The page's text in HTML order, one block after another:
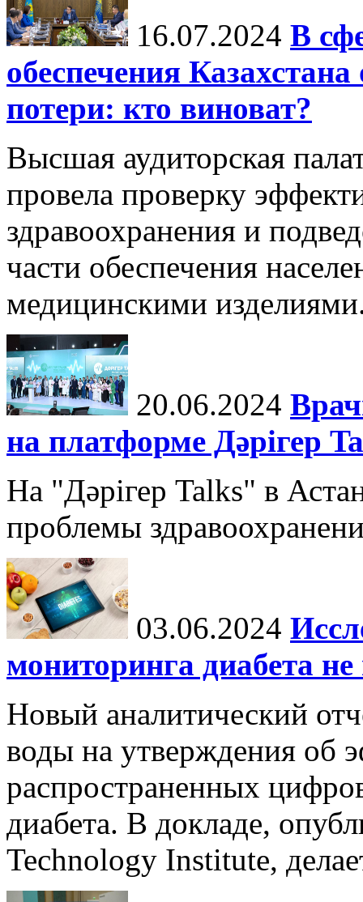
16.07.2024 В
обеспечения
потери: кто виноват?
Высшая аудиторская
провела проверку
здравоохранения и
части обеспечения
медицинскими
20.06.2024
на платформе Дәрігер
На "Дәрігер Talks" в
проблемы
03.06.2024
мониторинга диабета
Новый аналитический
воды на утверждения об
распространенных
диабета. В докладе,
Technology Institute,